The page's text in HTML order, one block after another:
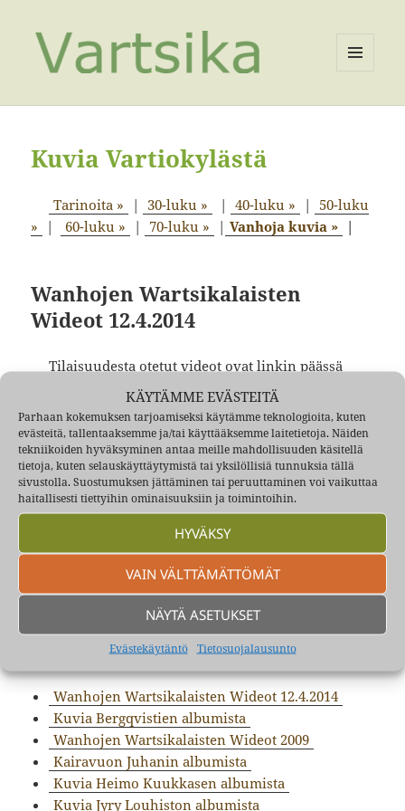
KÄYTÄMME EVÄSTEITÄ
Parhaan kokemuksen tarjoamiseksi käytämme teknologioita, kuten
evästeitä, tallentaaksemme ja/tai käyttääksemme laitetietoja. Näiden
tekniikoiden hyväksyminen antaa meille mahdollisuuden käsitellä
tietoja, kuten selauskäyttäytymistä tai yksilöllisiä tunnuksia tällä
sivustolla. Suostumuksen jättäminen tai peruuttaminen voi vaikuttaa
haitallisesti tiettyihin ominaisuuksiin ja toimintoihin.
HYVÄKSY
VAIN VÄLTTÄMÄTTÖMÄT
NÄYTÄ ASETUKSET
Evästekäytäntö Tietosuojalausunto
VIMPAIMET
Kuvia Vartiokylästä
Tarinoita » | 30-luku » | 40-luku » |
50-luku
»
| 60-luku » | 70-luku » | Vanhoja kuvia » |
Wanhojen Wartsikalaisten
Wideot 12.4.2014
Tilaisuudesta otetut videot ovat linkin päässä
Cold Winds of the World ja tuttuja kasvoja.
Musiikin oikeudet: Jorma Nordlund, Hannu
Kuukkanen
https://www.youtube.com/watch?v=yIfXBZWsiP8
Past in the Future, yleisöä ja yksi muistelma
urheiluseura Mellunkylän Kontion toiminnasta.
https://www.youtube.com/watch?v=zL0jeR0A10Q
Vanhoja valokuvia Vartsikasta
Wanhojen Wartsikalaisten Wideot 12.4.2014
Kuvia Bergqvistien albumista
Wanhojen Wartsikalaisten Wideot 2009
Kairavuon Juhanin albumista
Kuvia Heimo Kuukkasen albumista
Kuvia Jyry Louhiston albumista